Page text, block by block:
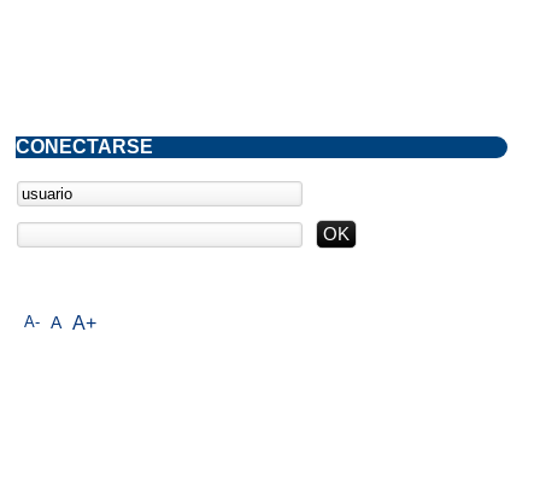
A- A A+
CONECTARSE